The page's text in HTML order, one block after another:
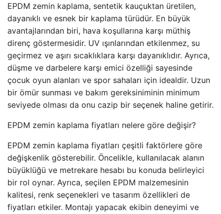
EPDM zemin kaplama, sentetik kauçuktan üretilen,
dayanıklı ve esnek bir kaplama türüdür. En büyük
avantajlarından biri, hava koşullarına karşı müthiş
direnç göstermesidir. UV ışınlarından etkilenmez, su
geçirmez ve aşırı sıcaklıklara karşı dayanıklıdır. Ayrıca,
düşme ve darbelere karşı emici özelliği sayesinde
çocuk oyun alanları ve spor sahaları için idealdir. Uzun
bir ömür sunması ve bakım gereksiniminin minimum
seviyede olması da onu cazip bir seçenek haline getirir.
EPDM zemin kaplama fiyatları nelere göre değişir?
EPDM zemin kaplama fiyatları çeşitli faktörlere göre
değişkenlik gösterebilir. Öncelikle, kullanılacak alanın
büyüklüğü ve metrekare hesabı bu konuda belirleyici
bir rol oynar. Ayrıca, seçilen EPDM malzemesinin
kalitesi, renk seçenekleri ve tasarım özellikleri de
fiyatları etkiler. Montajı yapacak ekibin deneyimi ve